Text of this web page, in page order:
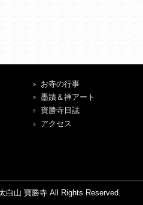
お寺の行事
墨蹟＆禅アート
寶勝寺日誌
アクセス
白山 寶勝寺 All Rights Reserved.